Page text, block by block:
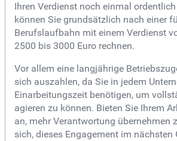
Ihren Verdienst noch einmal
können Sie grundsätzlich nach einer
Berufslaufbahn mit einem Verdienst
2500 bis 3000 Euro rechnen.
Vor allem eine langjährige
sich auszahlen, da Sie in jedem
Einarbeitungszeit benötigen, um
agieren zu können. Bieten Sie Ihrem
an, mehr Verantwortung übernehmen
sich, dieses Engagement im nächsten